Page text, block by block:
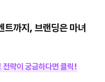
트까지, 브랜딩은 마녀
전략이 궁금하다면 클릭!